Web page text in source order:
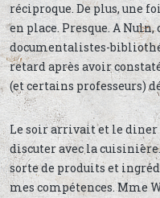
réciproque. De plus, une
en place. Presque. A
documentalistes-
retard après avoir
(et certains professeurs)
Le soir arrivait et le diner
discuter avec la
sorte de produits et
mes compétences. Mme